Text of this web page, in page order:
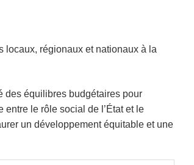
locaux, régionaux et nationaux à la
des équilibres budgétaires pour
le rôle social de l’État et le
un développement équitable et une